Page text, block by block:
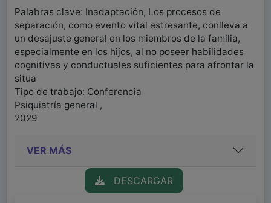
Palabras clave: Inadaptación, Los procesos de
separación, como evento vital estresante, conlleva a
un desajuste general en los miembros de la familia,
especialmente en los hijos, al no poseer habilidades
cognitivas y conductuales suficientes para afrontar la
situa
Tipo de trabajo: Conferencia
Psiquiatría general ,
2029
VER MÁS
DESCARGAR